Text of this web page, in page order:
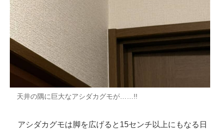
天井の隅に巨大なアシダカグモが……!!
アシダカグモは脚を広げると15センチ以上にもなる日